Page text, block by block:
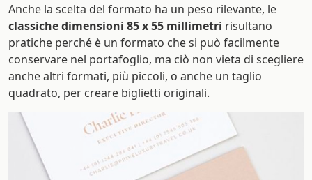
Anche la scelta del formato ha un peso rilevante, le
classiche dimensioni 85 x 55 millimetri risultano
pratiche perché è un formato che si può facilmente
conservare nel portafoglio, ma ciò non vieta di scegliere
anche altri formati, più piccoli, o anche un taglio
quadrato, per creare biglietti originali.